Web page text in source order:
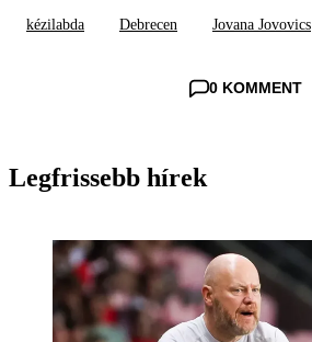
kézilabda Debrecen Jovana Jovovics
0 KOMMENT
Legfrissebb hírek